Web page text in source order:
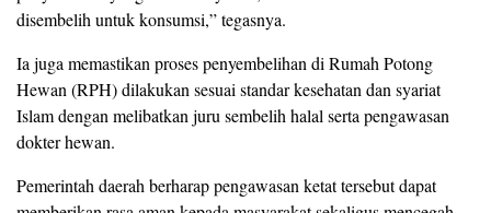
disembelih untuk konsumsi,” tegasnya.
Ia juga memastikan proses penyembelihan di Rumah Potong
Hewan (RPH) dilakukan sesuai standar kesehatan dan syariat
Islam dengan melibatkan juru sembelih halal serta pengawasan
dokter hewan.
Pemerintah daerah berharap pengawasan ketat tersebut dapat